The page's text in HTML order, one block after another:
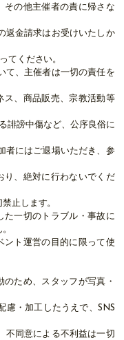
その他主催者の責に帰さな
返金請求はお受けいたしか
てください。
て、主催者は一切の責任を
ス、商品販売、宗教活動等
誹謗中傷など、公序良俗に
者にはご退場いただき、参
り、絶対に行わないでくだ
止します。
た一切のトラブル・事故に
ント運営の目的に限って使
ため、スタッフが写真・
慮・加工したうえで、SNS
不同意による不利益は一切